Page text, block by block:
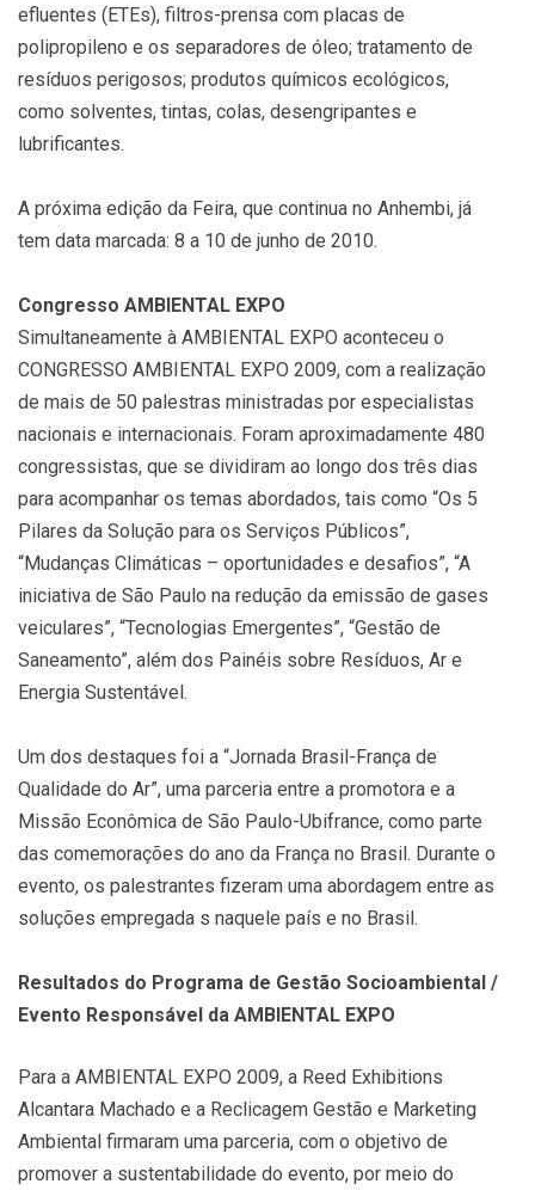
efluentes (ETEs), filtros-prensa com placas de
polipropileno e os separadores de óleo; tratamento de
resíduos perigosos; produtos químicos ecológicos,
como solventes, tintas, colas, desengripantes e
lubrificantes.
A próxima edição da Feira, que continua no Anhembi, já
tem data marcada: 8 a 10 de junho de 2010.
Congresso AMBIENTAL EXPO
Simultaneamente à AMBIENTAL EXPO aconteceu o
CONGRESSO AMBIENTAL EXPO 2009, com a realização
de mais de 50 palestras ministradas por especialistas
nacionais e internacionais. Foram aproximadamente 480
congressistas, que se dividiram ao longo dos três dias
para acompanhar os temas abordados, tais como “Os 5
Pilares da Solução para os Serviços Públicos”,
“Mudanças Climáticas – oportunidades e desafios”, “A
iniciativa de São Paulo na redução da emissão de gases
veiculares”, “Tecnologias Emergentes”, “Gestão de
Saneamento”, além dos Painéis sobre Resíduos, Ar e
Energia Sustentável.
Um dos destaques foi a “Jornada Brasil-França de
Qualidade do Ar”, uma parceria entre a promotora e a
Missão Econômica de São Paulo-Ubifrance, como parte
das comemorações do ano da França no Brasil. Durante o
evento, os palestrantes fizeram uma abordagem entre as
soluções empregada s naquele país e no Brasil.
Resultados do Programa de Gestão Socioambiental /
Evento Responsável da AMBIENTAL EXPO
Para a AMBIENTAL EXPO 2009, a Reed Exhibitions
Alcantara Machado e a Reclicagem Gestão e Marketing
Ambiental firmaram uma parceria, com o objetivo de
promover a sustentabilidade do evento, por meio do